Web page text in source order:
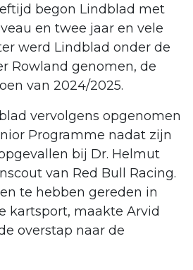
begon Lindblad met
en twee jaar en vele
werd Lindblad onder de
Rowland genomen, de
van 2024/2025.
vervolgens opgenomen
Programme nadat zijn
bij Dr. Helmut
van Red Bull Racing.
te hebben gereden in
kartsport, maakte Arvid
overstap naar de